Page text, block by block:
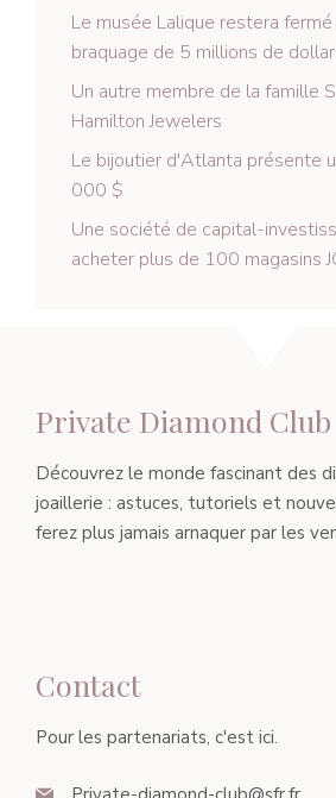
Le musée Lalique restera fermé
braquage de 5 millions de
Un autre membre de la famille
Hamilton Jewelers
Le bijoutier d'Atlanta présente
000 $
Une société de capital-
acheter plus de 100 magasins
Private Diamond Club
Découvrez le monde fascinant des
joaillerie : astuces, tutoriels et
ferez plus jamais arnaquer par les
Contact
Pour les partenariats, c'est ici.